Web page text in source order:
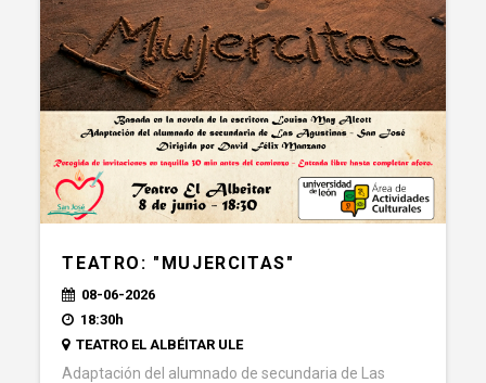
TEATRO: "MUJERCITAS"
08-06-2026
18:30h
TEATRO EL ALBÉITAR ULE
Adaptación del alumnado de secundaria de Las